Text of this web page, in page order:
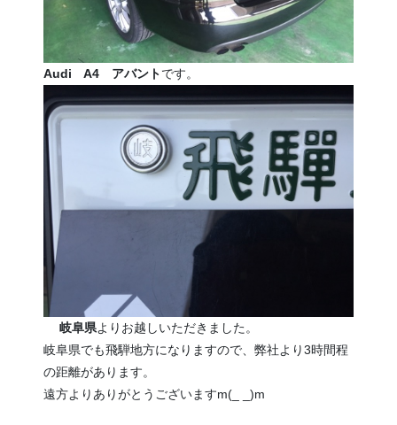
Audi A4 アバントです。
岐阜県よりお越しいただきました。
岐阜県でも飛騨地方になりますので、弊社より3時間程
の距離があります。
遠方よりありがとうございますm(_ _)m